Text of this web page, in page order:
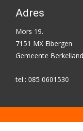
Adres
Mors 19.
7151 MX Eibergen
Gemeente Berkelland
tel.: 085 0601530